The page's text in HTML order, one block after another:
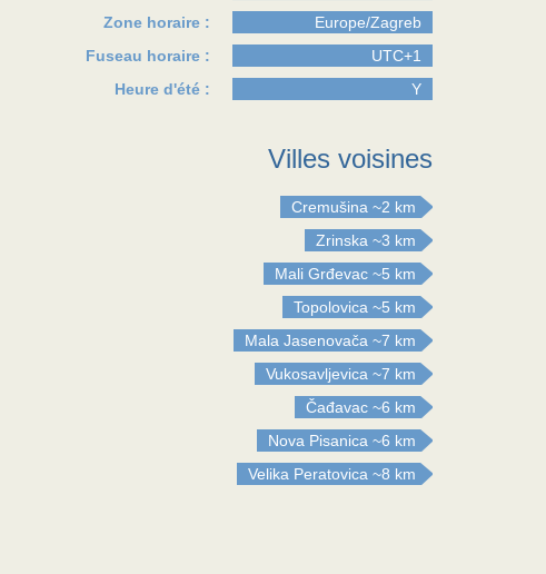
Zone horaire :
Europe/Zagreb
Fuseau horaire :
UTC+1
Heure d'été :
Y
Villes voisines
Cremušina ~2 km
Zrinska ~3 km
Mali Grđevac ~5 km
Topolovica ~5 km
Mala Jasenovača ~7 km
Vukosavljevica ~7 km
Čađavac ~6 km
Nova Pisanica ~6 km
Velika Peratovica ~8 km